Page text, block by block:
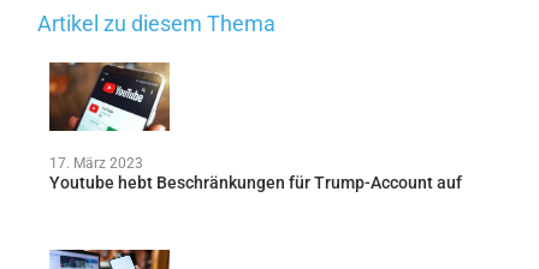
Artikel zu diesem Thema
17. März 2023
Youtube hebt Beschränkungen für Trump-Account auf